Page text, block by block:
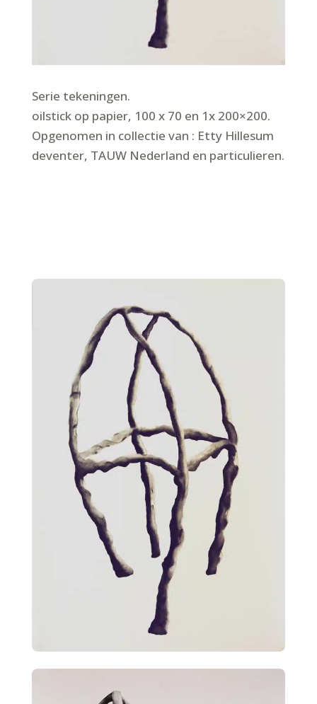
Serie tekeningen.
oilstick op papier, 100 x 70 en 1x 200×200.
Opgenomen in collectie van : Etty Hillesum
deventer, TAUW Nederland en particulieren.